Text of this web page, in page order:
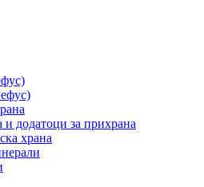
додатоци за прихрана
храна